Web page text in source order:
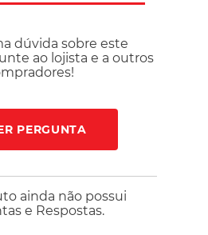
dúvida sobre este
ao lojista e a outros
PERGUNTA
ainda não possui
e Respostas.